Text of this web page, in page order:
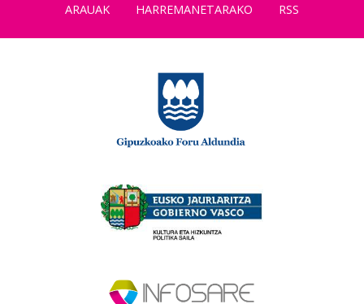
ARAUAK
HARREMANETARAKO RSS